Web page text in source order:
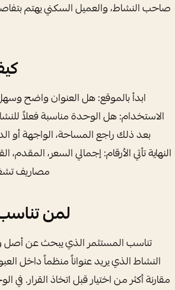
صاحب النشاط، والعميل السكني يهتم
ابدأ بالموقع: هل العنوان واضح
الاستخدام: هل الوحدة مناسبة فعلاً
بعد ذلك راجع المساحة، الواجهة أو
النهاية تأتي الأرقام: إجمالي السعر،
مصاريف
لمن
تناسب المستثمر الذي يبحث عن أصل
النشاط الذي يريد عنواناً منظماً داخل
مقارنة أكثر من اختيار قبل اتخاذ القرار. في